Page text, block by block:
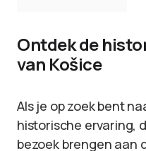
Ontdek de
van Košice
Als je op zoek bent
historische ervaring,
bezoek brengen aan